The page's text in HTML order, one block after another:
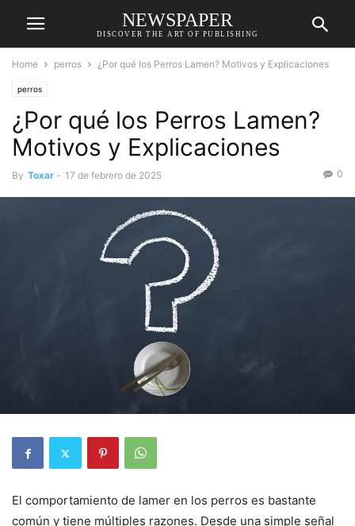
NEWSPAPER
DISCOVER THE ART OF PUBLISHING
Home perros ¿Por qué los Perros Lamen? Motivos y Explicaciones
perros
¿Por qué los Perros Lamen?
Motivos y Explicaciones
By Toxar - 17 de febrero de 2025 0
El comportamiento de lamer en los perros es bastante
común y tiene múltiples razones. Desde una simple señal